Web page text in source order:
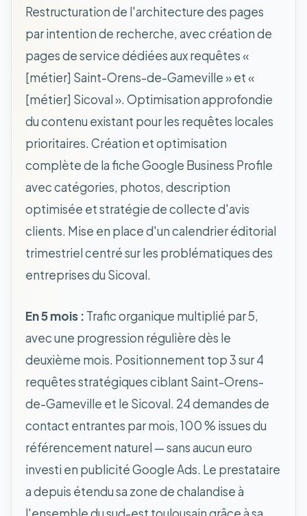
Restructuration de l'architecture des pages
par intention de recherche, avec création de
pages de service dédiées aux requêtes «
[métier] Saint-Orens-de-Gameville » et «
[métier] Sicoval ». Optimisation approfondie
du contenu existant pour les requêtes locales
prioritaires. Création et optimisation
complète de la fiche Google Business Profile
avec catégories, photos, description
optimisée et stratégie de collecte d'avis
clients. Mise en place d'un calendrier éditorial
trimestriel centré sur les problématiques des
entreprises du Sicoval.
En 5 mois : Trafic organique multiplié par 5,
avec une progression régulière dès le
deuxième mois. Positionnement top 3 sur 4
requêtes stratégiques ciblant Saint-Orens-
de-Gameville et le Sicoval. 24 demandes de
contact entrantes par mois, 100 % issues du
référencement naturel — sans aucun euro
investi en publicité Google Ads. Le prestataire
a depuis étendu sa zone de chalandise à